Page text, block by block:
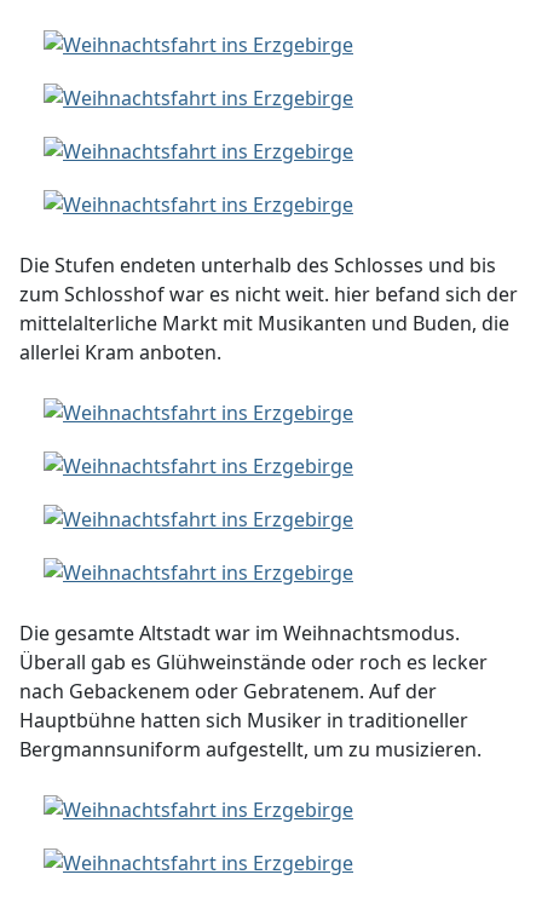
Die Stufen endeten unterhalb des Schlosses und bis
zum Schlosshof war es nicht weit. hier befand sich der
mittelalterliche Markt mit Musikanten und Buden, die
allerlei Kram anboten.
Die gesamte Altstadt war im Weihnachtsmodus.
Überall gab es Glühweinstände oder roch es lecker
nach Gebackenem oder Gebratenem. Auf der
Hauptbühne hatten sich Musiker in traditioneller
Bergmannsuniform aufgestellt, um zu musizieren.